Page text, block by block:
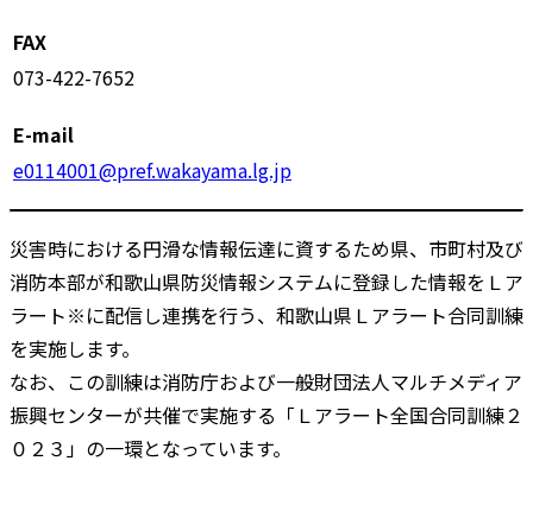
FAX
073-422-7652
E-mail
e0114001@pref.wakayama.lg.jp
災害時における円滑な情報伝達に資するため県、市町村及び
消防本部が和歌山県防災情報システムに登録した情報をＬア
ラート※に配信し連携を行う、和歌山県Ｌアラート合同訓練
を実施します。
なお、この訓練は消防庁および一般財団法人マルチメディア
振興センターが共催で実施する「Ｌアラート全国合同訓練２
０２３」の一環となっています。